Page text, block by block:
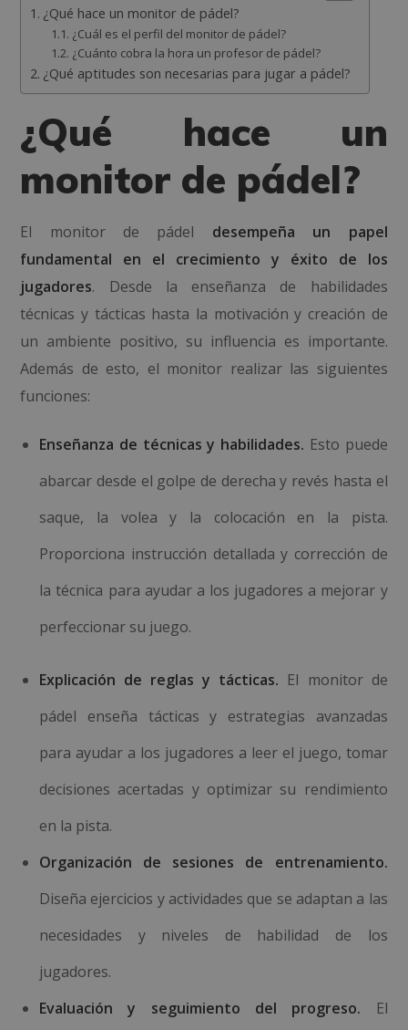
¿Qué hace un monitor de pádel?
¿Cuál es el perfil del monitor de pádel?
¿Cuánto cobra la hora un profesor de pádel?
¿Qué aptitudes son necesarias para jugar a pádel?
¿Qué hace un
monitor de pádel?
El monitor de pádel desempeña un papel
fundamental en el crecimiento y éxito de los
jugadores. Desde la enseñanza de habilidades
técnicas y tácticas hasta la motivación y creación de
un ambiente positivo, su influencia es importante.
Además de esto, el monitor realizar las siguientes
funciones:
Enseñanza de técnicas y habilidades. Esto puede
abarcar desde el golpe de derecha y revés hasta el
saque, la volea y la colocación en la pista.
Proporciona instrucción detallada y corrección de
la técnica para ayudar a los jugadores a mejorar y
perfeccionar su juego.
Explicación de reglas y tácticas. El monitor de
pádel enseña tácticas y estrategias avanzadas
para ayudar a los jugadores a leer el juego, tomar
decisiones acertadas y optimizar su rendimiento
en la pista.
Organización de sesiones de entrenamiento.
Diseña ejercicios y actividades que se adaptan a las
necesidades y niveles de habilidad de los
jugadores.
Evaluación y seguimiento del progreso. El